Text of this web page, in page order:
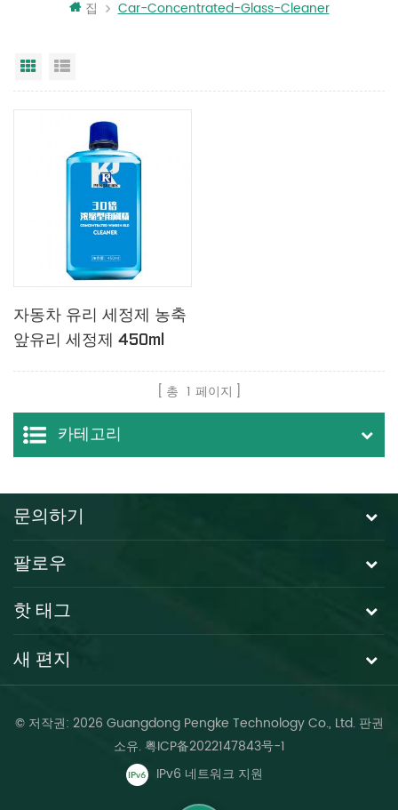
집 Car-Concentrated-Glass-Cleaner
그리드 보기
자동차 유리 세정제 농축
앞유리 세정제 450ml
총 1 페이지
카테고리
문의하기
팔로우
핫 태그
새 편지
© 저작권: 2026 Guangdong Pengke Technology Co., Ltd. 판권
소유.粤ICP备2022147843号-1
IPv6 네트워크 지원